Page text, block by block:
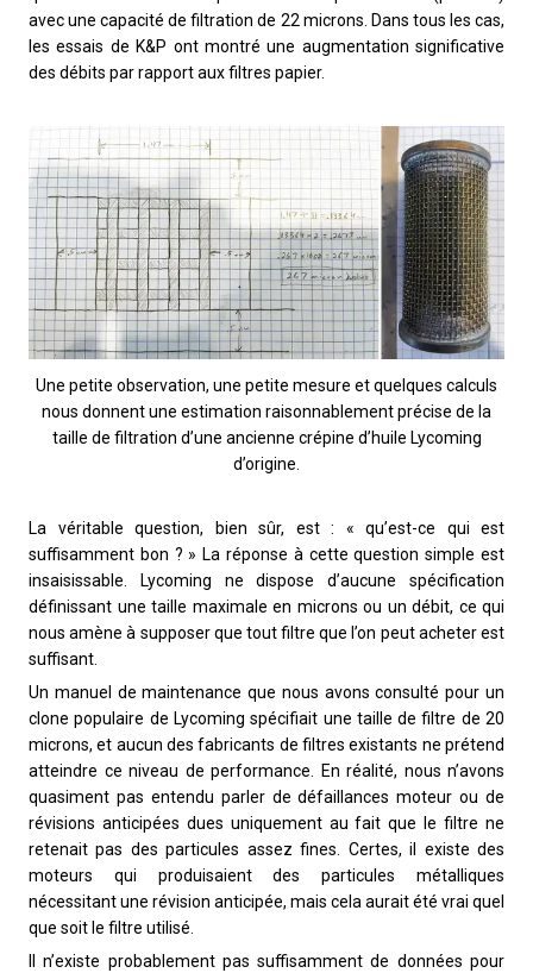
avec une capacité de filtration de 22 microns. Dans tous les cas,
les essais de K&P ont montré une augmentation significative
des débits par rapport aux filtres papier.
Une petite observation, une petite mesure et quelques calculs
nous donnent une estimation raisonnablement précise de la
taille de filtration d’une ancienne crépine d’huile Lycoming
d’origine.
La véritable question, bien sûr, est : « qu’est-ce qui est
suffisamment bon ? » La réponse à cette question simple est
insaisissable. Lycoming ne dispose d’aucune spécification
définissant une taille maximale en microns ou un débit, ce qui
nous amène à supposer que tout filtre que l’on peut acheter est
suffisant.
Un manuel de maintenance que nous avons consulté pour un
clone populaire de Lycoming spécifiait une taille de filtre de 20
microns, et aucun des fabricants de filtres existants ne prétend
atteindre ce niveau de performance. En réalité, nous n’avons
quasiment pas entendu parler de défaillances moteur ou de
révisions anticipées dues uniquement au fait que le filtre ne
retenait pas des particules assez fines. Certes, il existe des
moteurs qui produisaient des particules métalliques
nécessitant une révision anticipée, mais cela aurait été vrai quel
que soit le filtre utilisé.
Il n’existe probablement pas suffisamment de données pour